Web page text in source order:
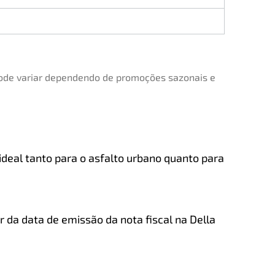
variar dependendo de promoções sazonais e
tanto para o asfalto urbano quanto para
data de emissão da nota fiscal na Della